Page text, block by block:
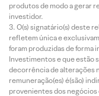
produtos de modo a gerar
investidor.
O(s) signatário(s) deste
refletem única e
foram produzidas de forma
Investimentos e que estão
decorrência de alterações
remuneração(es) é(são)
provenientes dos negócios